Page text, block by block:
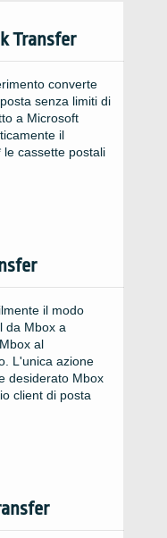
Transfer
converte
senza limiti di
a Microsoft
il
cassette postali
il modo
da Mbox a
al
L'unica azione
desiderato Mbox
client di posta